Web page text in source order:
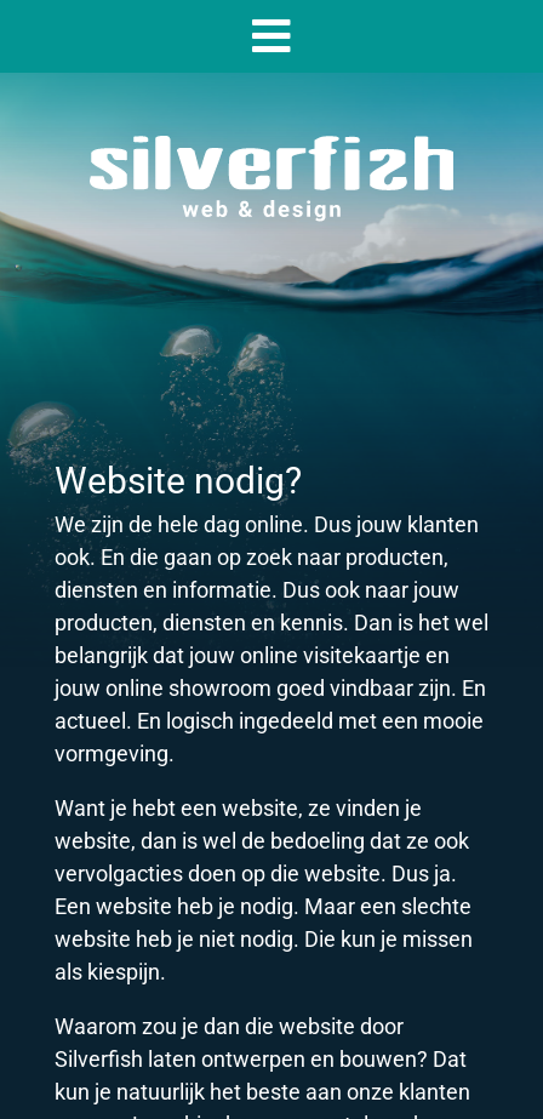
Website nodig?
We zijn de hele dag online. Dus jouw klanten
ook. En die gaan op zoek naar producten,
diensten en informatie. Dus ook naar jouw
producten, diensten en kennis. Dan is het wel
belangrijk dat jouw online visitekaartje en
jouw online showroom goed vindbaar zijn. En
actueel. En logisch ingedeeld met een mooie
vormgeving.
Want je hebt een website, ze vinden je
website, dan is wel de bedoeling dat ze ook
vervolgacties doen op die website. Dus ja.
Een website heb je nodig. Maar een slechte
website heb je niet nodig. Die kun je missen
als kiespijn.
Waarom zou je dan die website door
Silverfish laten ontwerpen en bouwen? Dat
kun je natuurlijk het beste aan onze klanten